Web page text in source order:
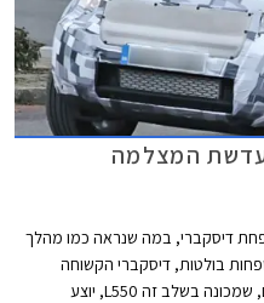
המצלמה
דיסקברי, במה שנראה כמו מהלך
בולטות, דיסקברי הקשוחה
ומכוונת שטח וריינג' רובר היוקרתית. הדגם, שמכונה בשלב זה L550, יוצע